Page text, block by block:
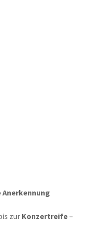
zurKonzertreife–